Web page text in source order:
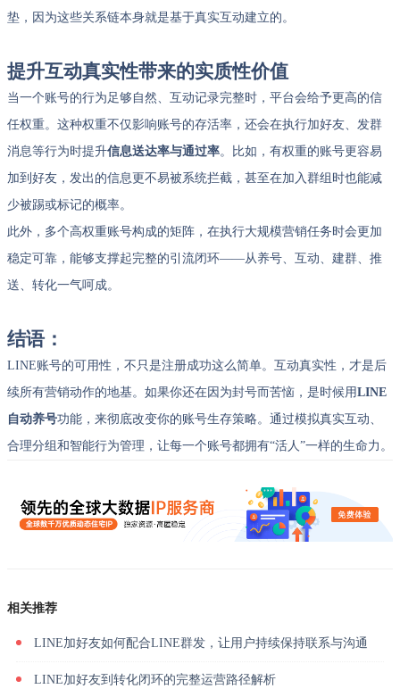
垫，因为这些关系链本身就是基于真实互动建立的。
提升互动真实性带来的实质性价值
当一个账号的行为足够自然、互动记录完整时，平台会给予更高的信
任权重。这种权重不仅影响账号的存活率，还会在执行加好友、发群
消息等行为时提升信息送达率与通过率。比如，有权重的账号更容易
加到好友，发出的信息更不易被系统拦截，甚至在加入群组时也能减
少被踢或标记的概率。
此外，多个高权重账号构成的矩阵，在执行大规模营销任务时会更加
稳定可靠，能够支撑起完整的引流闭环——从养号、互动、建群、推
送、转化一气呵成。
结语：
LINE账号的可用性，不只是注册成功这么简单。互动真实性，才是后
续所有营销动作的地基。如果你还在因为封号而苦恼，是时候用LINE
自动养号功能，来彻底改变你的账号生存策略。通过模拟真实互动、
合理分组和智能行为管理，让每一个账号都拥有“活人”一样的生命力。
相关推荐
LINE加好友如何配合LINE群发，让用户持续保持联系与沟通
LINE加好友到转化闭环的完整运营路径解析